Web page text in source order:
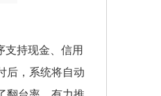
支持现金、信用
后，系统将自动